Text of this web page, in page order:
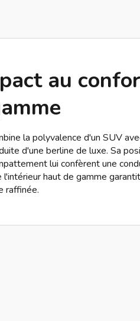
au
la polyvalence d'un SUV
d'une berline de luxe. Sa
lui confèrent une
haut de gamme
raffinée.